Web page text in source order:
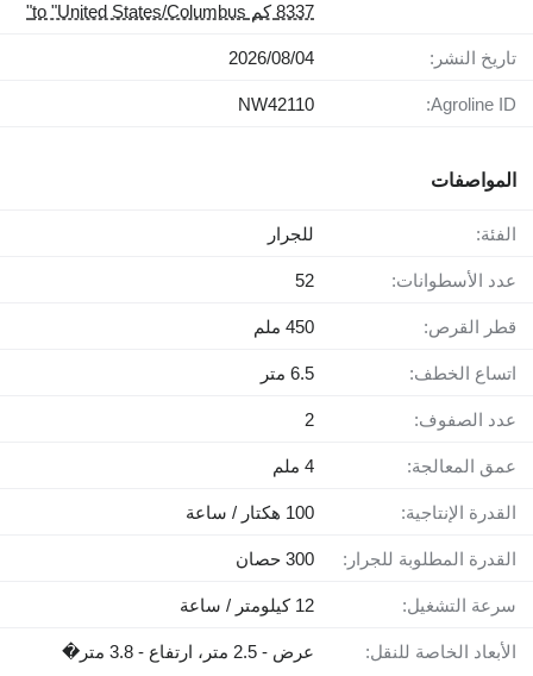
8337 كم to "United States/Columbus"
تاريخ النشر: 04‏/08‏/2026
Agroline ID:
NW42110
المواصفات
الفئة: للجرار
عدد الأسطوانات: 52
قطر القرص: 450 ملم
اتساع الخطف: 6.5 متر
عدد الصفوف: 2
عمق المعالجة: 4 ملم
القدرة الإنتاجية: 100 هكتار / ساعة
القدرة المطلوبة للجرار: 300 حصان
سرعة التشغيل: 12 كيلومتر / ساعة
الأبعاد الخاصة للنقل: عرض - 2.5 متر، ارتفاع - 3.8 متر�